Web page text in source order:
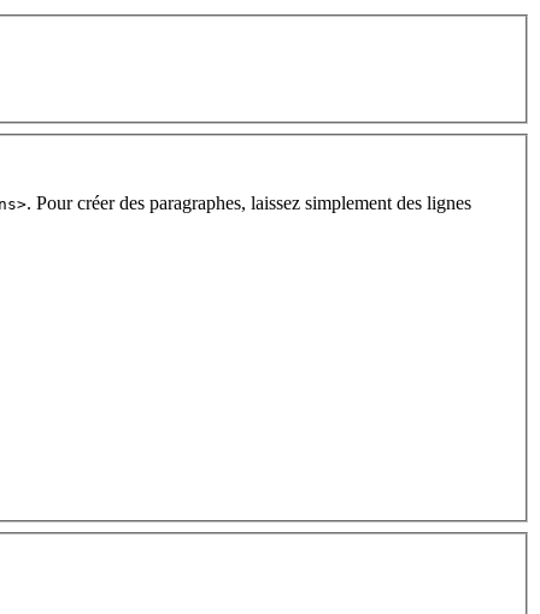
. Pour créer des paragraphes, laissez simplement des lignes